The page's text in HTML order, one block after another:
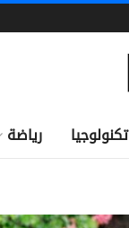
تكنولوجيا رياضة